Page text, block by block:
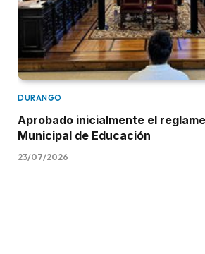
DURANGO
Aprobado inicialmente el
Municipal de Educación
23/07/2026